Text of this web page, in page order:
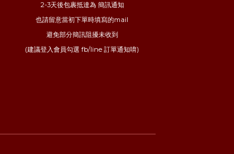
2-3天後包裹抵達為 簡訊通知
也請留意當初下單時填寫的mail
避免部分簡訊阻擾未收到
(建議登入會員勾選 fb/line 訂單通知唷)